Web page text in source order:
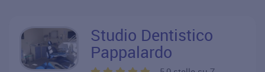
Studio Dentistico
Pappalardo